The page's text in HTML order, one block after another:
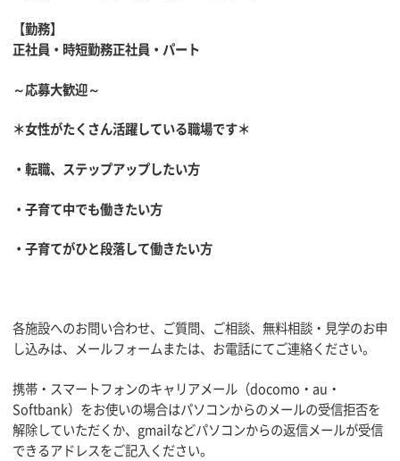
【勤務】
正社員・時短勤務正社員・パート
～応募大歓迎～
＊女性がたくさん活躍している職場です＊
・転職、ステップアップしたい方
・子育て中でも働きたい方
・子育てがひと段落して働きたい方
各施設へのお問い合わせ、ご質問、ご相談、無料相談・見学のお申
し込みは、メールフォームまたは、お電話にてご連絡ください。
携帯・スマートフォンのキャリアメール（docomo・au・
Softbank）をお使いの場合はパソコンからのメールの受信拒否を
解除していただくか、gmailなどパソコンからの返信メールが受信
できるアドレスをご記入ください。